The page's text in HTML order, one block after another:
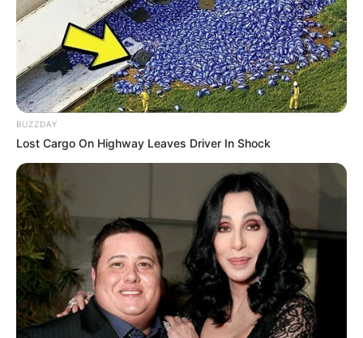
BUZZDAY
Lost Cargo On Highway Leaves Driver In Shock